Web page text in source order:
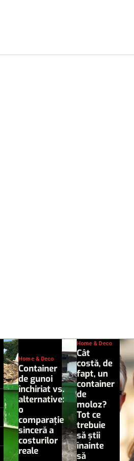
Home & Deco
Container
de gunoi
închiriat vs.
alternative:
o
comparație
sinceră a
costurilor
reale
Home & Deco
Cât
costă, de
fapt, un
container
de
moloz?
Tot ce
trebuie
să știi
înainte
să